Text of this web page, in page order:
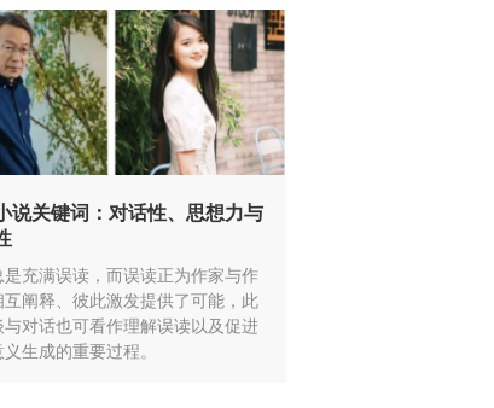
说关键词：对话性、思想力与
是充满误读，而误读正为作家与作
互阐释、彼此激发提供了可能，此
与对话也可看作理解误读以及促进
生成的重要过程。